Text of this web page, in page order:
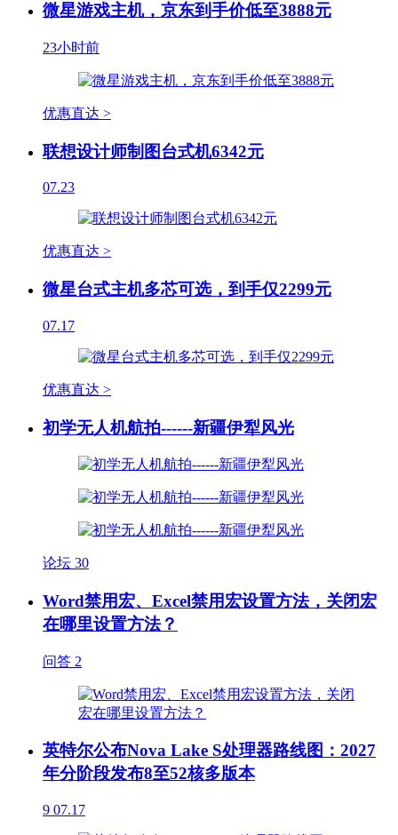
微星游戏主机，京东到手价低至3888元
23小时前
优惠直达 >
联想设计师制图台式机6342元
07.23
优惠直达 >
微星台式主机多芯可选，到手仅2299元
07.17
优惠直达 >
初学无人机航拍------新疆伊犁风光
论坛 30
Word禁用宏、Excel禁用宏设置方法，关闭宏
在哪里设置方法？
问答 2
英特尔公布Nova Lake S处理器路线图：2027
年分阶段发布8至52核多版本
9 07.17